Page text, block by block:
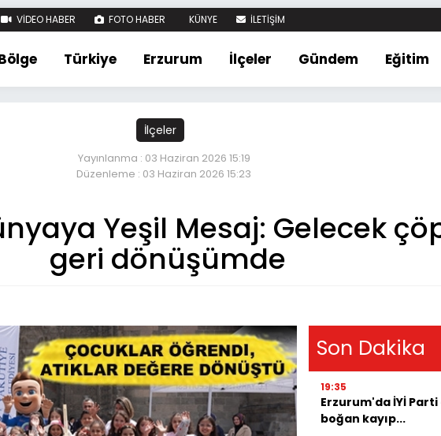
VİDEO HABER FOTO HABER KÜNYE İLETİŞİM
Türkiye Erzurum İlçeler Gündem Eğitim
İlçeler
Yayınlanma : 03 Haziran 2026 15:19
Düzenleme : 03 Haziran 2026 15:23
Yeşil Mesaj: Gelecek
geri dönüşümde
Son Dakika
19:35
Erzurum'da İYİ Parti
boğan kayıp...